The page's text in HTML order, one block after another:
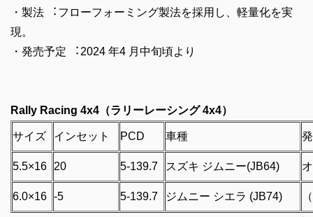
・製法 ︓フローフォーミング製法を採用し、軽量化を実
現。
・発売予定 ︓2024 年4 月中旬頃より
Rally Racing 4x4（ラリーレーシング 4x4）
サイズ インセット PCD 車種
5.5×16 20 5-139.7 スズキ ジムニー(JB64)
6.0×16 -5 5-139.7 ジムニー シエラ (JB74)